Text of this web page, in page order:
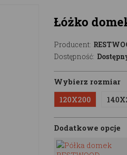
Łóżko
Producent:
Dostępność:
Wybierz rozmiar
120X200
Dodatkowe opcje